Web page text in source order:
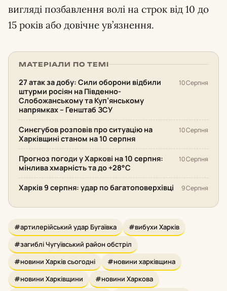
вигляді позбавлення волі на строк від 10 до
15 років або довічне ув’язнення.
МАТЕРІАЛИ ПО ТЕМІ
27 атак за добу: Сили оборони відбили
штурми росіян на Південно-
Слобожанському та Куп’янському
напрямках – Генштаб ЗСУ
10 Серпня
Синєгубов розповів про ситуацію на
Харківщині станом на 10 серпня
10 Серпня
Прогноз погоди у Харкові на 10 серпня:
мінлива хмарність та до +28°С
10 Серпня
Харків 9 серпня: удар по багатоповерхівці 9 Серпня
#артилерійський удар Бугаївка
#вибухи Харків
#загиблі Чугуївський район обстріл
#новини Харків сьогодні
#новини харківщина
#новини Харківщини
#новини Харкова